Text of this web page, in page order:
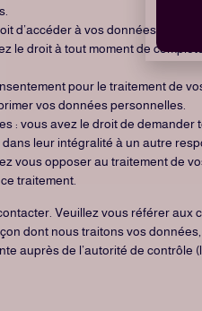
d’accéder à vos données
le droit à tout moment de
pour le traitement de
vos données personnelles.
: vous avez le droit de
leur intégralité à un autre
vous opposer au traitement de
traitement.
Veuillez vous référer aux
dont nous traitons vos
auprès de l’autorité de contrôle